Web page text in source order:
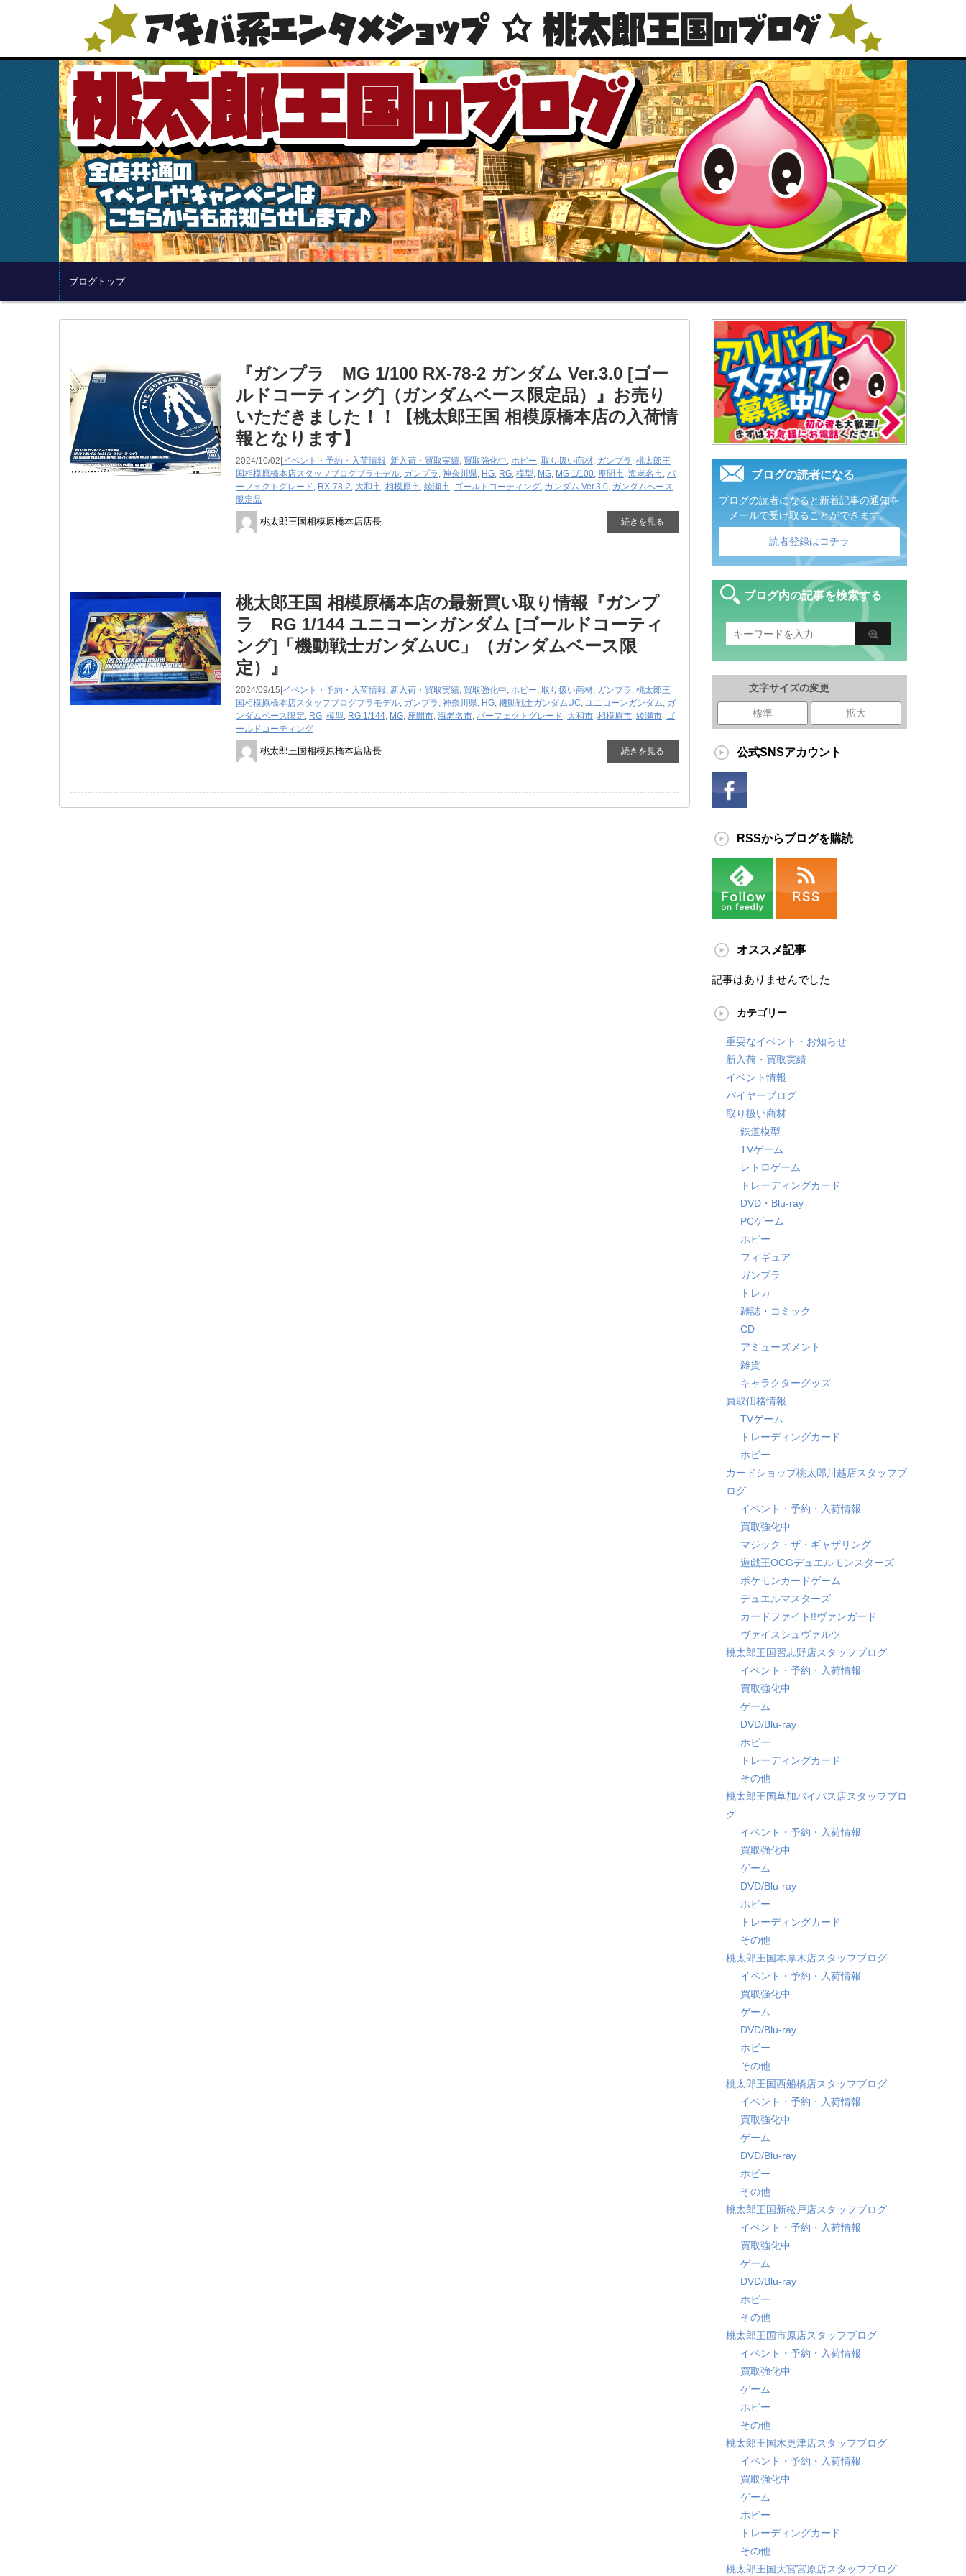
ブログトップ
『ガンプラ MG ​1/100 ​RX-78-2 ​ガンダム ​Ver.3.0 ​[ゴー
ルドコーティング]（ガンダムベース限定品）』お売り
いただきました！！【桃太郎王国 相模原橋本店の入荷情
報となります】
2024/10/02| イベント・予約・入荷情報, 新入荷・買取実績, 買取強化中, ホビー, 取り扱い商材, ガンプラ , 桃太郎王
国相模原橋本店スタッフブログプラモデル, ガンプラ , 神奈川県, HG, RG, 模型, MG, MG ​1/100, 座間市, 海老名市, パ
ーフェクトグレード, RX-78-2, 大和市, 相模原市, 綾瀬市, ゴールドコーティング, ガンダム ​Ver.3.0, ガンダムベース
限定品
桃太郎王国相模原橋本店店長 続きを見る
桃太郎王国 相模原橋本店の最新買い取り情報『ガンプ
ラ RG 1/144 ユニコーンガンダム [ゴールドコーティ
ング]「機動戦士ガンダムUC」（ガンダムベース限
定）』
2024/09/15| イベント・予約・入荷情報, 新入荷・買取実績, 買取強化中, ホビー, 取り扱い商材, ガンプラ , 桃太郎王
国相模原橋本店スタッフブログプラモデル, ガンプラ , 神奈川県, HG, 機動戦士ガンダムUC, ユニコーンガンダム, ガ
ンダムベース限定, RG, 模型, RG 1/144, MG, 座間市, 海老名市, パーフェクトグレード, 大和市, 相模原市, 綾瀬市, ゴ
ールドコーティング
桃太郎王国相模原橋本店店長 続きを見る
ブログの読者になる
ブログの読者になると新着記事の通知を
メールで受け取ることができます。
読者登録はコチラ
ブログ内の記事を検索する
文字サイズの変更
標準 拡大
公式SNSアカウント
RSSからブログを購読
オススメ記事
記事はありませんでした
カテゴリー
重要なイベント・お知らせ
新入荷・買取実績
イベント情報
バイヤーブログ
取り扱い商材
鉄道模型
TVゲーム
レトロゲーム
トレーディングカード
DVD・Blu-ray
PCゲーム
ホビー
フィギュア
ガンプラ
トレカ
雑誌・コミック
CD
アミューズメント
雑貨
キャラクターグッズ
買取価格情報
TVゲーム
トレーディングカード
ホビー
カードショップ桃太郎川越店スタッフブ
ログ
イベント・予約・入荷情報
買取強化中
マジック・ザ・ギャザリング
遊戯王OCGデュエルモンスターズ
ポケモンカードゲーム
デュエルマスターズ
カードファイト!!ヴァンガード
ヴァイスシュヴァルツ
桃太郎王国習志野店スタッフブログ
イベント・予約・入荷情報
買取強化中
ゲーム
DVD/Blu-ray
ホビー
トレーディングカード
その他
桃太郎王国草加バイパス店スタッフブロ
グ
イベント・予約・入荷情報
買取強化中
ゲーム
DVD/Blu-ray
ホビー
トレーディングカード
その他
桃太郎王国本厚木店スタッフブログ
イベント・予約・入荷情報
買取強化中
ゲーム
DVD/Blu-ray
ホビー
その他
桃太郎王国西船橋店スタッフブログ
イベント・予約・入荷情報
買取強化中
ゲーム
DVD/Blu-ray
ホビー
その他
桃太郎王国新松戸店スタッフブログ
イベント・予約・入荷情報
買取強化中
ゲーム
DVD/Blu-ray
ホビー
その他
桃太郎王国市原店スタッフブログ
イベント・予約・入荷情報
買取強化中
ゲーム
ホビー
その他
桃太郎王国木更津店スタッフブログ
イベント・予約・入荷情報
買取強化中
ゲーム
ホビー
トレーディングカード
その他
桃太郎王国大宮宮原店スタッフブログ